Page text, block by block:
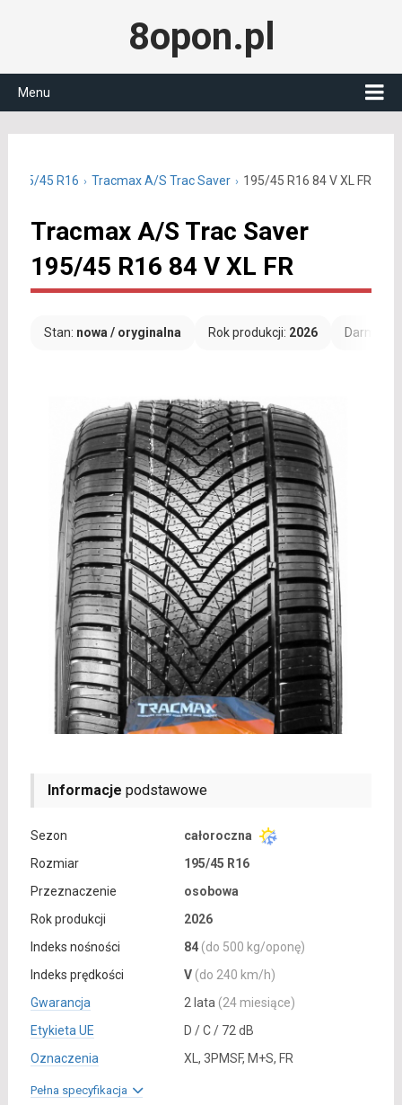
8opon.pl
Menu
195/45 R16 Tracmax A/S Trac Saver 195/45 R16 84 V XL FR
Tracmax A/S Trac Saver
195/45 R16 84 V XL FR
Stan: nowa / oryginalna Rok produkcji: 2026
Informacje podstawowe
Sezon
całoroczna
Rozmiar
195/45 R16
Przeznaczenie
osobowa
Rok produkcji
2026
Indeks nośności
84 (do 500 kg/oponę)
Indeks prędkości
V (do 240 km/h)
Gwarancja
2 lata (24 miesiące)
Etykieta UE
D / C / 72 dB
Oznaczenia
XL, 3PMSF, M+S, FR
Pełna specyfikacja